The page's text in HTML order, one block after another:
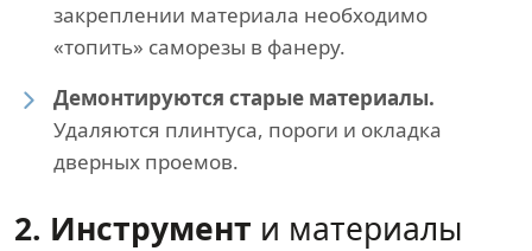
закреплении материала необходимо
«топить» саморезы в фанеру.
Демонтируются старые материалы.
Удаляются плинтуса, пороги и окладка
дверных проемов.
2. Инструмент и материалы